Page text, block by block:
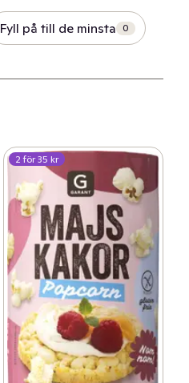
Fyll på till de minsta 0
2 för 35 kr